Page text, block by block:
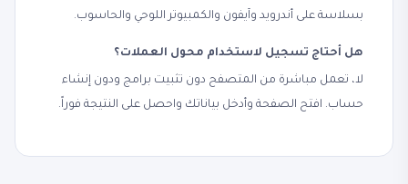
بسلاسة على أندرويد وآيفون والكمبيوتر اللوحي والحاسوب.
هل أحتاج تسجيل لاستخدام محول العملات؟
لا، تعمل مباشرة من المتصفح دون تثبيت برامج ودون إنشاء
حساب. افتح الصفحة وأدخل بياناتك واحصل على النتيجة فوراً.